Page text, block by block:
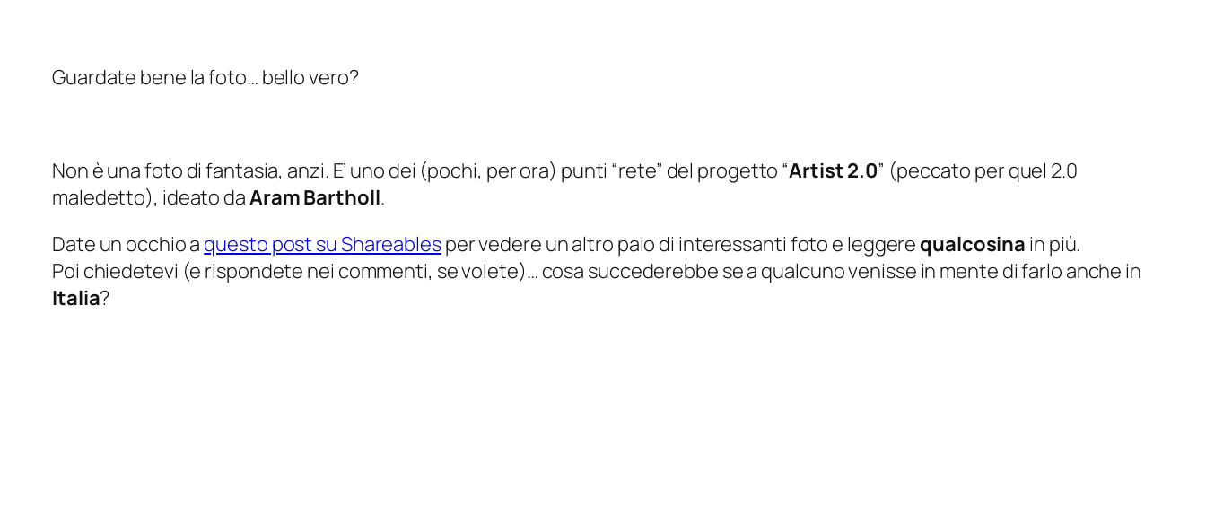
Guardate bene la foto… bello vero?
Non è una foto di fantasia, anzi. E’ uno dei (pochi, per ora) punti “rete” del progetto “Artist 2.0” (peccato per quel 2.0
maledetto), ideato daAram Bartholl.
Date un occhio a questo post su Shareablesper vedere un altro paio di interessanti foto e leggere qualcosina in più.
Poi chiedetevi (e rispondete nei commenti, se volete)… cosa succederebbe se a qualcuno venisse in mente di farlo anche in
Italia?